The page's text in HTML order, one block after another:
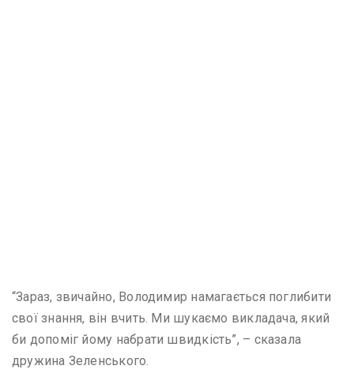
“Зараз, звичайно, Володимир намагається поглибити
свої знання, він вчить. Ми шукаємо викладача, який
би допоміг йому набрати швидкість”, – сказала
дружина Зеленського.